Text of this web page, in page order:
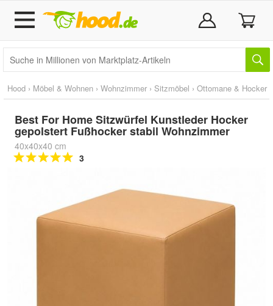
Hood › Möbel & Wohnen › Wohnzimmer › Sitzmöbel › Ottomane & Hocker
Best For Home Sitzwürfel Kunstleder Hocker
gepolstert Fußhocker stabil Wohnzimmer
40x40x40 cm
3